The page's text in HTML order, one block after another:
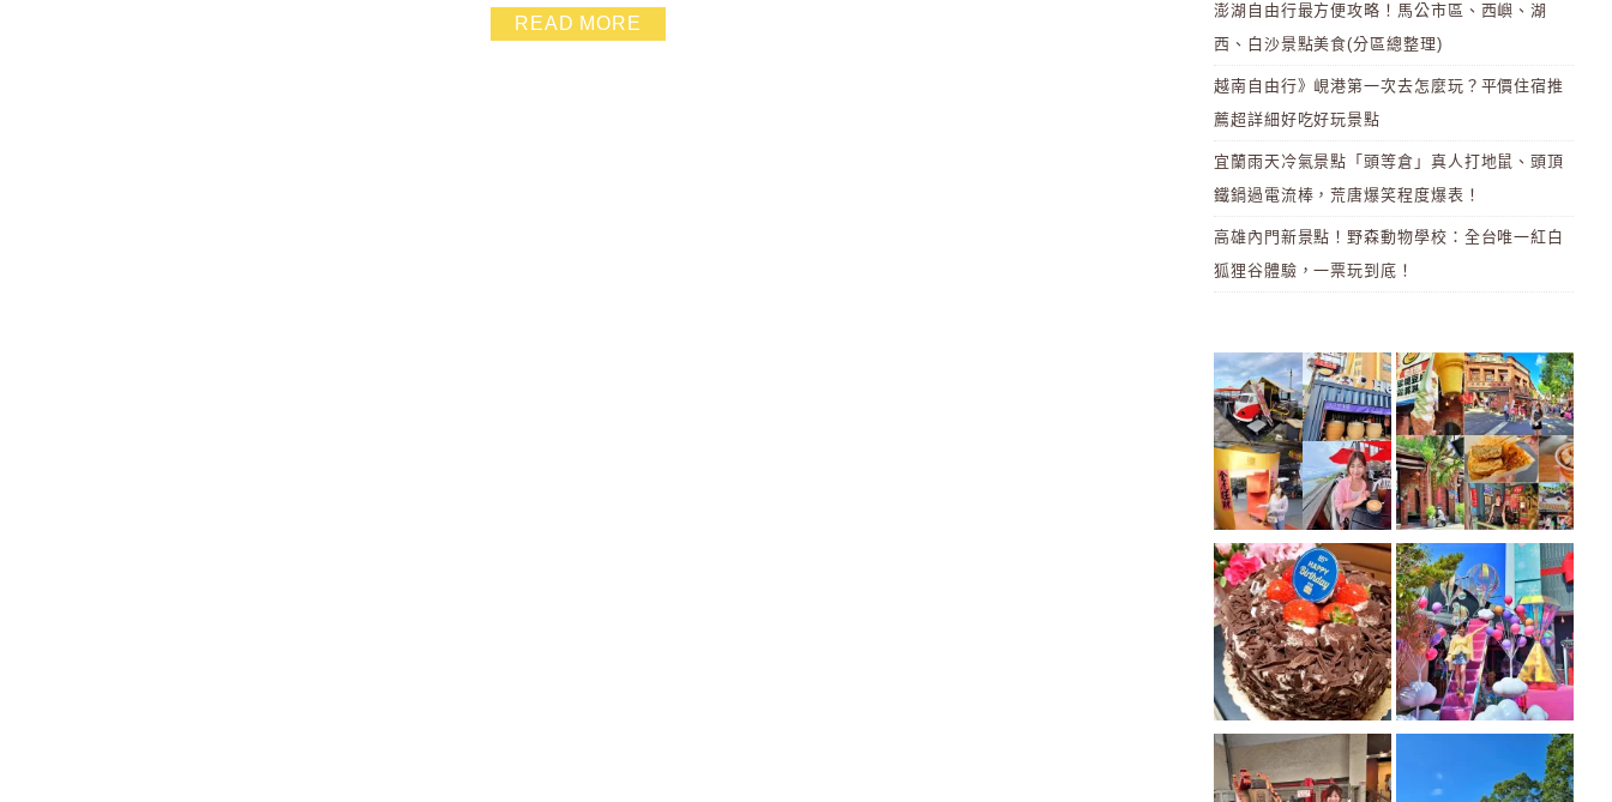
READ MORE
澎湖自由行最方便攻略！馬公市區、西嶼、湖
西、白沙景點美食(分區總整理)
越南自由行》峴港第一次去怎麼玩？平價住宿推
薦超詳細好吃好玩景點
宜蘭雨天冷氣景點「頭等倉」真人打地鼠、頭頂
鐵鍋過電流棒，荒唐爆笑程度爆表！
高雄內門新景點！野森動物學校：全台唯一紅白
狐狸谷體驗，一票玩到底！